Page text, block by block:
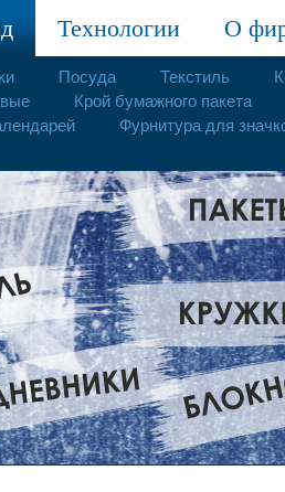
Технологии О
Посуда Текстиль
Крой бумажного пакета
Фурнитура для